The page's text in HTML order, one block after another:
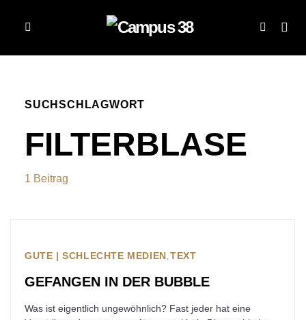
SUCHSCHLAGWORT
FILTERBLASE
1 Beitrag
GUTE | SCHLECHTE MEDIEN TEXT
GEFANGEN IN DER BUBBLE
Was ist eigentlich ungewöhnlich? Fast jeder hat eine